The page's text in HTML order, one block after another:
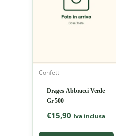
Confetti
Drages Abbracci Verde
Gr 500
€15,90 Iva inclusa